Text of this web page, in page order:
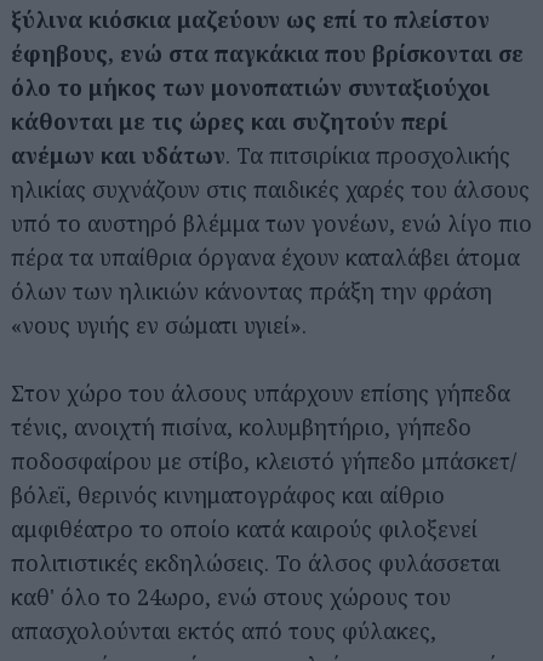
ξύλινα κιόσκια μαζεύουν ως επί το πλείστον
έφηβους, ενώ στα παγκάκια που βρίσκονται σε
όλο το μήκος των μονοπατιών συνταξιούχοι
κάθονται με τις ώρες και συζητούν περί
ανέμων και υδάτων. Τα πιτσιρίκια προσχολικής
ηλικίας συχνάζουν στις παιδικές χαρές του άλσους
υπό το αυστηρό βλέμμα των γονέων, ενώ λίγο πιο
πέρα τα υπαίθρια όργανα έχουν καταλάβει άτομα
όλων των ηλικιών κάνοντας πράξη την φράση
«νους υγιής εν σώματι υγιεί».
Στον χώρο του άλσους υπάρχουν επίσης γήπεδα
τένις, ανοιχτή πισίνα, κολυμβητήριο, γήπεδο
ποδοσφαίρου με στίβο, κλειστό γήπεδο μπάσκετ/
βόλεϊ, θερινός κινηματογράφος και αίθριο
αμφιθέατρο το οποίο κατά καιρούς φιλοξενεί
πολιτιστικές εκδηλώσεις. Το άλσος φυλάσσεται
καθ' όλο το 24ωρο, ενώ στους χώρους του
απασχολούνται εκτός από τους φύλακες,